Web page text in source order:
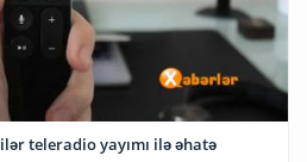
teleradio yayımı ilə əhatə